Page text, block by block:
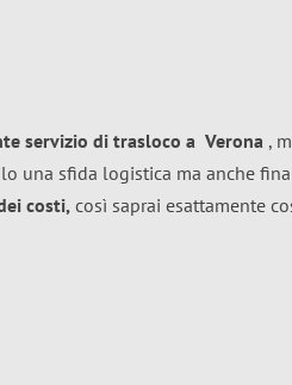
servizio di trasloco a Verona ,
una sfida logistica ma anche
costi, così saprai esattamente